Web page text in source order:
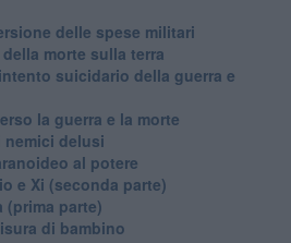
delle spese militari
morte sulla terra
suicidario della guerra e
la guerra e la morte
delusi
al potere
e Xi (seconda parte)
(prima parte)
di bambino